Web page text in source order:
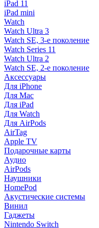
iPad 11
iPad mini
Watch
Watch Ultra 3
Watch SE, 3-е поколение
Watch Series 11
Watch Ultra 2
Watch SE, 2-е поколение
Аксессуары
Для iPhone
Для Mac
Для iPad
Для Watch
Для AirPods
AirTag
Apple TV
Подарочные карты
Аудио
AirPods
Наушники
HomePod
Акустические системы
Винил
Гаджеты
Nintendo Switch